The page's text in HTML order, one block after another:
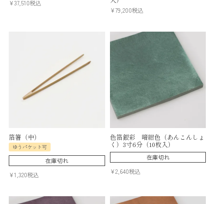
¥37,510税込
¥79,200税込
箔箸（中）
ゆうパケット可
在庫切れ
¥1,320税込
色箔銀彩 暗紺色（あんこんしょ
く）3寸6分（10枚入）
在庫切れ
¥2,640税込